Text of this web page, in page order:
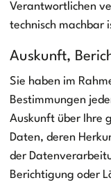
Verantwortlichen
technisch machbar
Auskunft,
Sie haben im
Bestimmungen
Auskunft über Ihre
Daten, deren
der
Berichtigung oder